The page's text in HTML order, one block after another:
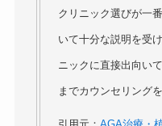
クリニック選びが一
いて十分な説明を受
ニックに直接出向い
までカウンセリング